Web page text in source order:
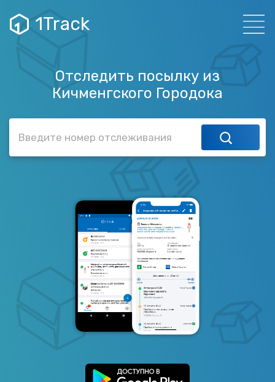
1Track
Отследить посылку из
Кичменгского Городока